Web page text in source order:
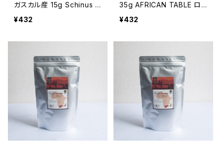
ガスカル産 15g Schinus t
erebinthifolia ポアブルロ
¥432
35g AFRICAN TABLE ロ
ーゼル ビサップ
¥432